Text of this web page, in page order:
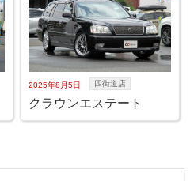
2025年8月5日 四街道店
クラウンエステート